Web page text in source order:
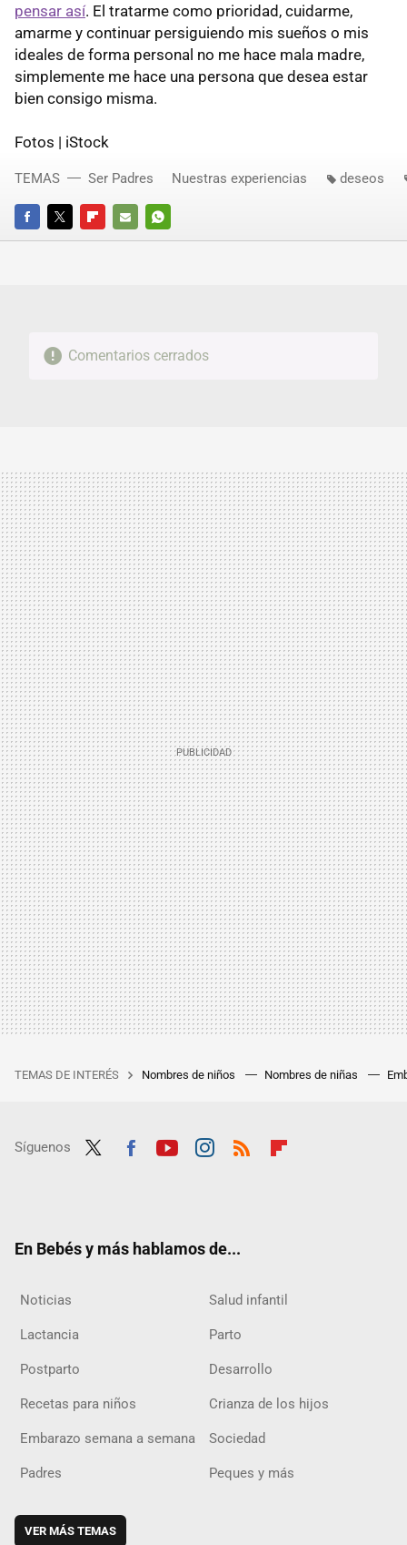
pensar así. El tratarme como prioridad, cuidarme,
amarme y continuar persiguiendo mis sueños o mis
ideales de forma personal no me hace mala madre,
simplemente me hace una persona que desea estar
bien consigo misma.
Fotos | iStock
FACEBOOKTWITTERFLIPBOARD
E-
WHATSAPP
TEMAS Ser Padres Nuestras experiencias deseos
Comentarios cerrados
TEMAS DE INTERÉS Nombres de niños Nombres de niñas
Síguenos
En Bebés y más hablamos de...
Noticias Salud infantil
Lactancia Parto
Postparto Desarrollo
Recetas para niños Crianza de los hijos
Embarazo semana a semana Sociedad
Padres Peques y más
VER MÁS TEMAS